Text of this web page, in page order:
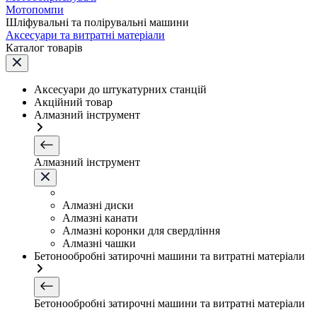
Мотопомпи
Шліфувальні та полірувальні машини
Аксесуари та витратні матеріали
Каталог товарів
Аксесуари до штукатурних станцій
Акційний товар
Алмазний інструмент
Алмазний інструмент
Алмазні диски
Алмазні канати
Алмазні коронки для свердління
Алмазні чашки
Бетонообробні затирочні машини та витратні матеріали
Бетонообробні затирочні машини та витратні матеріали